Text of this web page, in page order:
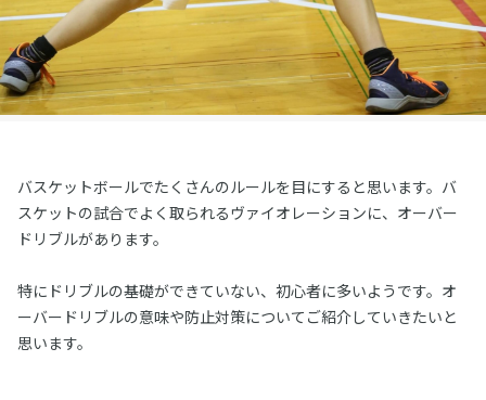
バスケットボールでたくさんのルールを目にすると思います。バ
スケットの試合でよく取られるヴァイオレーションに、オーバー
ドリブルがあります。
特にドリブルの基礎ができていない、初心者に多いようです。オ
ーバードリブルの意味や防止対策についてご紹介していきたいと
思います。